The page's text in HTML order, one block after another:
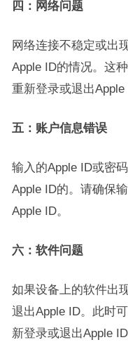
四：网络问题
网络连接不稳定或出
Apple ID的情况。这
重新登录或退出Apple
五：账户信息错误
输入的Apple ID或密
Apple ID的。请确保
Apple ID。
六：软件问题
如果设备上的软件出
退出Apple ID。此时
新登录或退出Apple ID